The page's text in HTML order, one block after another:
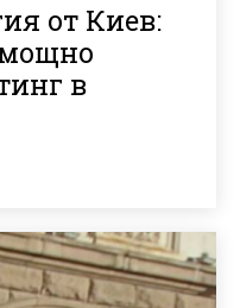
от Киев:
в